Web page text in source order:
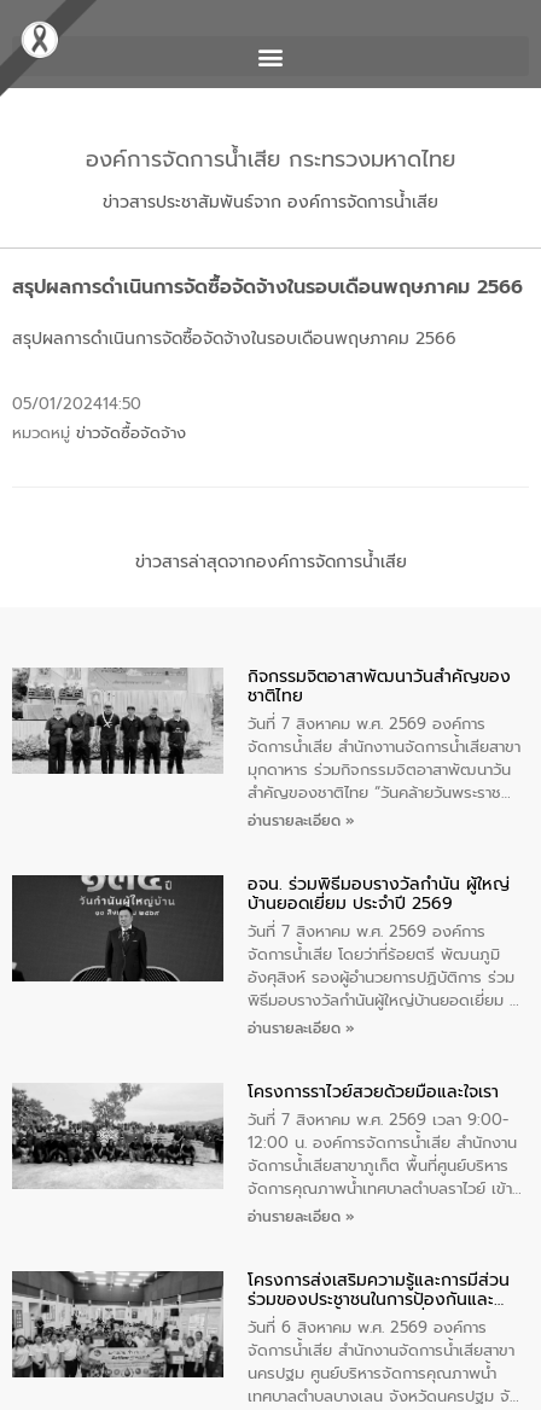
องค์การจัดการน้ำเสีย กระทรวงมหาดไทย
ข่าวสารประชาสัมพันธ์จาก องค์การจัดการน้ำเสีย
สรุปผลการดำเนินการจัดซื้อจัดจ้างในรอบเดือนพฤษภาคม 2566
สรุปผลการดำเนินการจัดซื้อจัดจ้างในรอบเดือนพฤษภาคม 2566
05/01/202414:50
หมวดหมู่ ข่าวจัดซื้อจัดจ้าง
ข่าวสารล่าสุดจากองค์การจัดการน้ำเสีย
กิจกรรมจิตอาสาพัฒนาวันสําคัญของ
ชาติไทย
วันที่ 7 สิงหาคม พ.ศ. 2569 องค์การ
จัดการน้ำเสีย สำนักงาานจัดการน้ำเสียสาขา
มุกดาหาร ร่วมกิจกรรมจิตอาสาพัฒนาวัน
สําคัญของชาติไทย “วันคล้ายวันพระราช
สมภพ สมเด็จพระนางเจ้าสิริกิติ์พระบรม
ทิพย์คำ รองผู้ว่าราชการจังหวัดมุกดาหาร
เป็นประธานในพิธี ณ เรือนจําชั่วคราวนาโสก
ตําบลนาโสก อําเภอเมืองมุกดาหาร จังหวัด
มุกดาหาร โดยในกิจกรรมได้ร่วมปลูกป่า และ
ทําความสะอาดภายในบริเวณ จัดกิจกรรม
เพื่อถวายเป็นพระราชกุศล สมเด็จพระนาง
เจ้าสิริกิติ์พระบรมราชินีนาถ พระบรมราช
อ่านรายละเอียด »
อจน. ร่วมพิธีมอบรางวัลกำนัน ผู้ใหญ่
บ้านยอดเยี่ยม ประจำปี 2569
วันที่ 7 สิงหาคม พ.ศ. 2569 องค์การ
จัดการน้ำเสีย โดยว่าที่ร้อยตรี พัฒนภูมิ
อังศุสิงห์ รองผู้อำนวยการปฏิบัติการ ร่วม
พิธีมอบรางวัลกำนันผู้ใหญ่บ้านยอดเยี่ยม ณ
ทำเนียบรัฐบาล โดยมีนายอนุทิน ชาญวีรกูล
ทองคำและประกาศเกียรติคุณให้แก่ กำนัน
ผู้ใหญ่บ้านยอดเยี่ยม พร้อมกล่าวชื่นชม ให้
โอวาท และมอบนโยบาย
อ่านรายละเอียด »
โครงการราไวย์สวยด้วยมือและใจเรา
วันที่ 7 สิงหาคม พ.ศ. 2569 เวลา 9:00-
12:00 น. องค์การจัดการน้ำเสีย สำนักงาน
จัดการน้ำเสียสาขาภูเก็ต พื้นที่ศูนย์บริหาร
จัดการคุณภาพน้ำเทศบาลตำบลราไวย์ เข้า
ร่วมโครงการราไวย์สวยด้วยมือและใจเรา
ประชาชน ตัวแทนจากโรงแรมต่างๆ ในเขต
เทศบาลตำบลราไวย์ ศูนย์บริหารจัดการ
คุณภาพน้ำเทศบาลตำบลราไวย์ นำโดยนาย
น้อย แก้วเศษ ผู้จัดการสำนักงานจัดการน้ำ
เสียสาขาภูเก็ต พร้อมด้วยเจ้าหน้าที่ จำนวน
5 คน ร่วมทำกิจกรรม ทำความสะอาด
อ่านรายละเอียด »
โครงการส่งเสริมความรู้และการมีส่วน
ร่วมของประชาชนในการป้องกันและ
แก้ไขปัญหาน้ำเสียอย่างยั่งยืน
วันที่ 6 สิงหาคม พ.ศ. 2569 องค์การ
จัดการน้ำเสีย สำนักงานจัดการน้ำเสียสาขา
นครปฐม ศูนย์บริหารจัดการคุณภาพน้ำ
เทศบาลตำบลบางเลน จังหวัดนครปฐม จัด